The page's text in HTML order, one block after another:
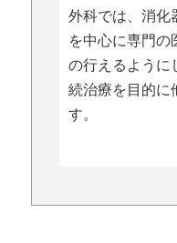
外科では、消化
を中心に専門の
の行えるように
続治療を目的に
す。